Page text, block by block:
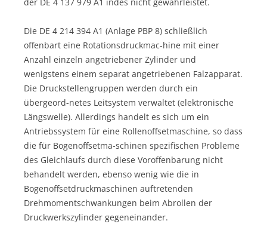
Die DE 4 214 394 A1 (Anlage PBP 8) schließlich
offenbart eine Rotationsdruckmac-hine mit einer
Anzahl einzeln angetriebener Zylinder und
wenigstens einem separat angetriebenen Falzapparat.
Die Druckstellengruppen werden durch ein
übergeord-netes Leitsystem verwaltet (elektronische
Längswelle). Allerdings handelt es sich um ein
Antriebssystem für eine Rollenoffsetmaschine, so dass
die für Bogenoffsetma-schinen spezifischen Probleme
des Gleichlaufs durch diese Voroffenbarung nicht
behandelt werden, ebenso wenig wie die in
Bogenoffsetdruckmaschinen auftretenden
Drehmomentschwankungen beim Abrollen der
Druckwerkszylinder gegeneinander.